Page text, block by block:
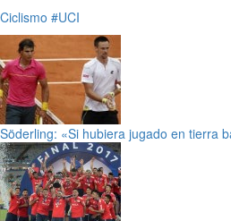
Ciclismo #UCI
Söderling: «Si hubiera jugado en tierra